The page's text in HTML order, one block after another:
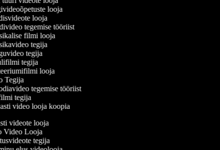
looja
looja
tegemise tööriist
filmi looja
tegija
tegija
tegija
looja
Tegija
tegemise tööriist
tegija
video looja koopia
videote looja
Video Looja
tegija